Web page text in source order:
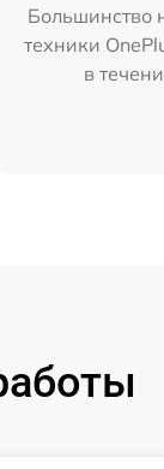
Большинство
техники
в